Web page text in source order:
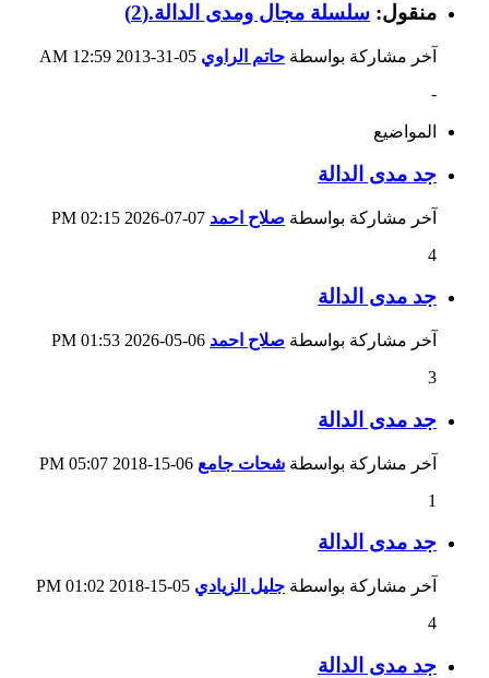
منقول: سلسلة مجال ومدى الدالة.(2)
آخر مشاركة بواسطة حاتم الراوي
12:59 AM
-
المواضيع
جد مدى الدالة
آخر مشاركة بواسطة صلاح احمد
02:15 PM
4
جد مدى الدالة
آخر مشاركة بواسطة صلاح احمد
01:53 PM
3
جد مدى الدالة
آخر مشاركة بواسطة شحات جامع
05:07 PM
1
جد مدى الدالة
آخر مشاركة بواسطة جليل الزيادي
01:02 PM
4
جد مدى الدالة